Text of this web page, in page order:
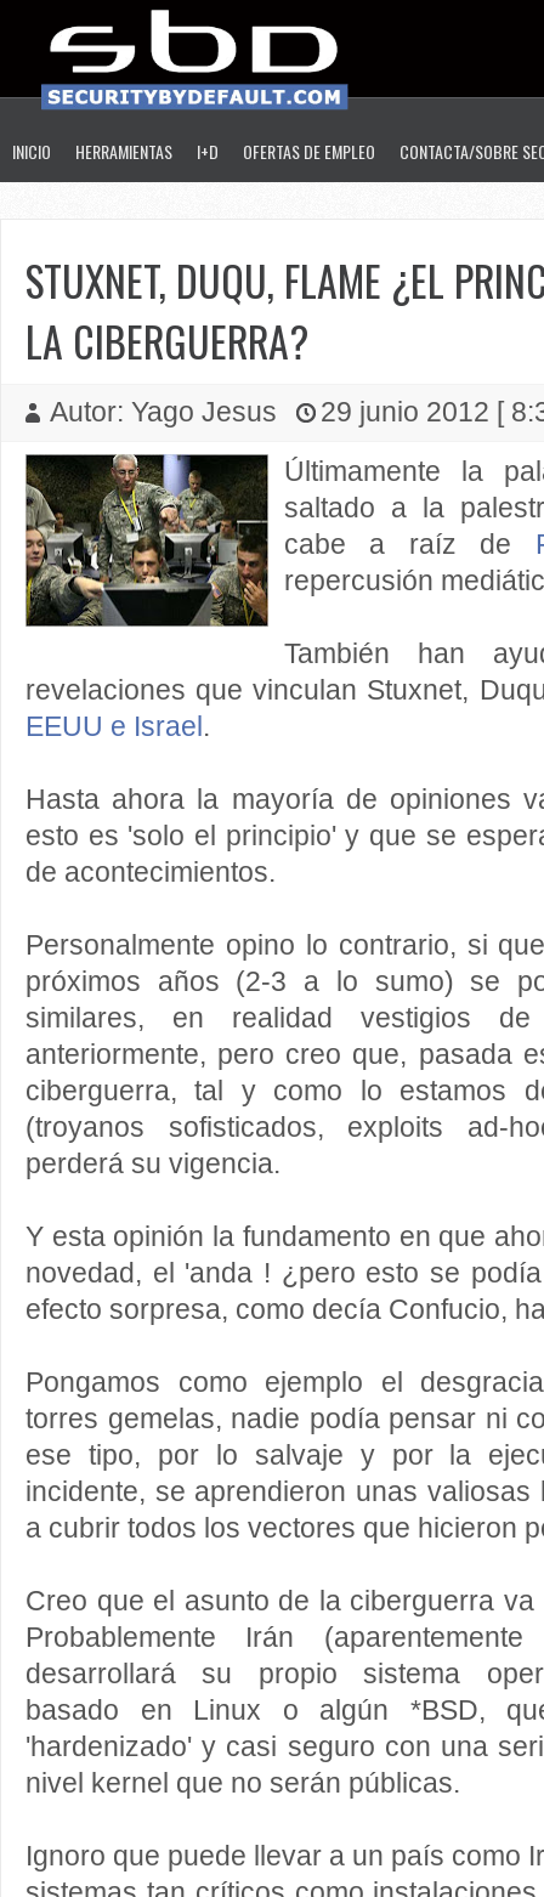
INICIO HERRAMIENTAS I+D OFERTAS DE EMPLEO CONTACTA/SOBRE
STUXNET, DUQU, FLAME ¿EL
LA CIBERGUERRA?
Autor: Yago Jesus
29 junio 2012 [
Últimamente la
saltado a la
cabe a raíz de
repercusión
También han
revelaciones que vinculan Stuxnet,
EEUU e Israel .
Hasta ahora la mayoría de opiniones
esto es 'solo el principio' y que se
de acontecimientos.
Personalmente opino lo contrario, si
próximos años (2-3 a lo sumo) se
similares, en realidad vestigios de
anteriormente, pero creo que, pasada
ciberguerra, tal y como lo estamos
(troyanos sofisticados, exploits ad-
perderá su vigencia.
Y esta opinión la fundamento en que
novedad, el 'anda ! ¿pero esto se
efecto sorpresa, como decía Confucio,
Pongamos como ejemplo el
torres gemelas, nadie podía pensar ni
ese tipo, por lo salvaje y por la
incidente, se aprendieron unas
a cubrir todos los vectores que hicieron
Creo que el asunto de la ciberguerra
Probablemente Irán
desarrollará su propio sistema
basado en Linux o algún *BSD,
'hardenizado' y casi seguro con una
nivel kernel que no serán públicas.
Ignoro que puede llevar a un país como